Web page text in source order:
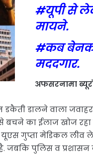
#यूपी से
मायने.
#कब
मददगार.
अफसरनामा
डालने वाला
का ईलाज खोज रहा
गुप्ता मेडिकल लीव
जबकि पुलिस व